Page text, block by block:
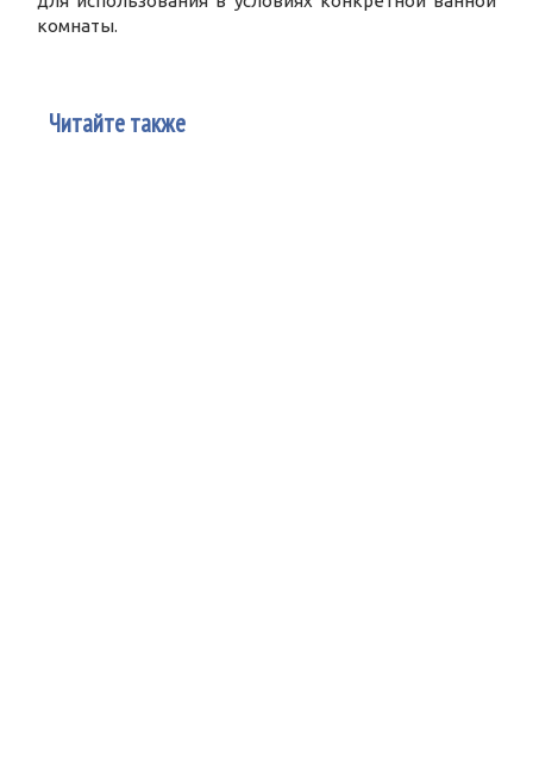
комнаты.
Читайте также